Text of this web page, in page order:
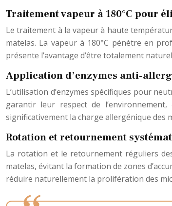
Traitement vapeur à 180°C pour
Le traitement à la vapeur à haute
matelas. La vapeur à 180°C pénètre en
présente l’avantage d’être totalement
Application d’enzymes anti-
L’utilisation d’enzymes spécifiques pour
garantir leur respect de
significativement la charge allergénique des
Rotation et retournement
La rotation et le retournement réguliers
matelas, évitant la formation de zones
réduire naturellement la prolifération des